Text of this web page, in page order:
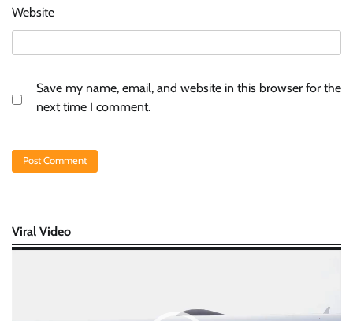
Website
Save my name, email, and website in this browser for the
next time I comment.
Viral Video